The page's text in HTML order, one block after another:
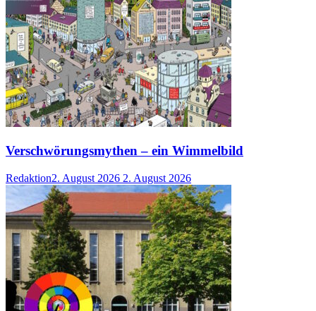
Verschwörungsmythen – ein Wimmelbild
Redaktion2. August 2026 2. August 2026